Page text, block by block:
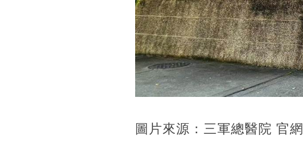
圖片來源：三軍總醫院 官網